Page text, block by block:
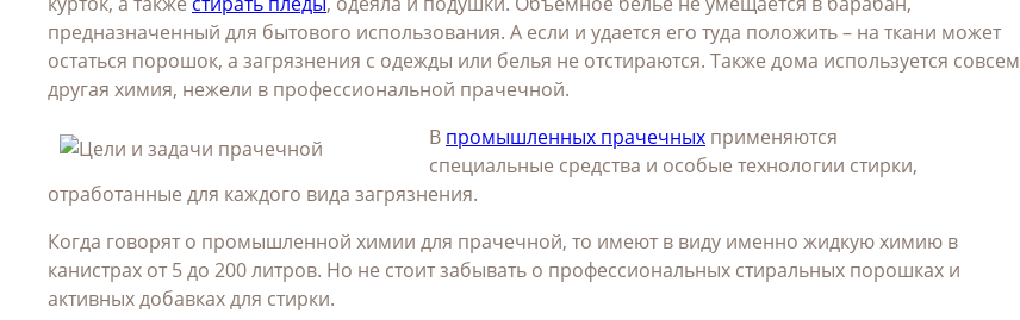
предназначенный для бытового использования. А если и удается его туда положить – на ткани может
остаться порошок, а загрязнения с одежды или белья не отстираются. Также дома используется совсем
другая химия, нежели в профессиональной прачечной.
В промышленных прачечных применяются
специальные средства и особые технологии стирки,
отработанные для каждого вида загрязнения.
Когда говорят о промышленной химии для прачечной, то имеют в виду именно жидкую химию в
канистрах от 5 до 200 литров. Но не стоит забывать о профессиональных стиральных порошках и
активных добавках для стирки.